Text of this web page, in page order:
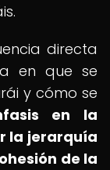
directa
en que se
y cómo se
en la
la jerarquía
de la